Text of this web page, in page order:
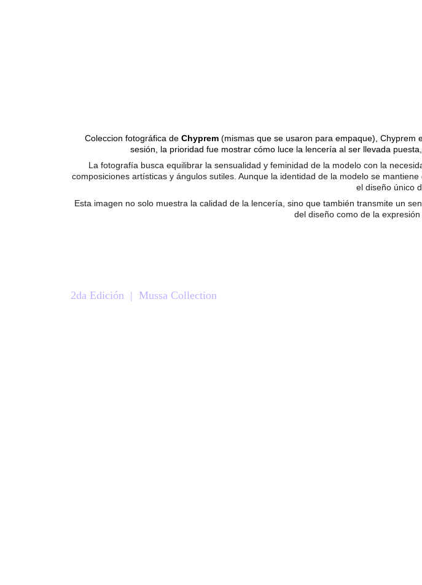
Coleccion fotográfica de Chyprem (mismas que se usaron para empaque), Chyprem
sesión, la prioridad fue mostrar cómo luce la lencería al ser llevada
La fotografía busca equilibrar la sensualidad y feminidad de la modelo con la
composiciones artísticas y ángulos sutiles. Aunque la identidad de la modelo se
el diseño único
Esta imagen no solo muestra la calidad de la lencería, sino que también transmite un
del diseño como de la
2da Edición  |  Mussa Collection